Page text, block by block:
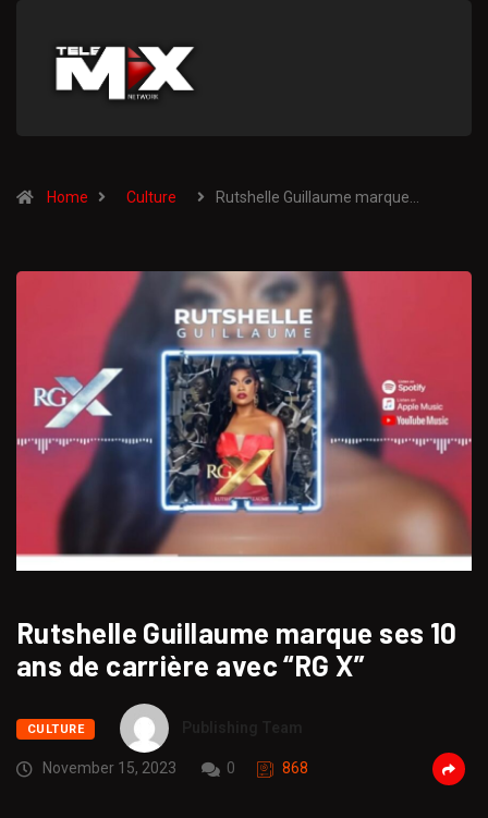
Home Culture Rutshelle Guillaume marque…
Rutshelle Guillaume marque ses 10
ans de carrière avec “RG X”
CULTURE
November 15, 2023 0 868